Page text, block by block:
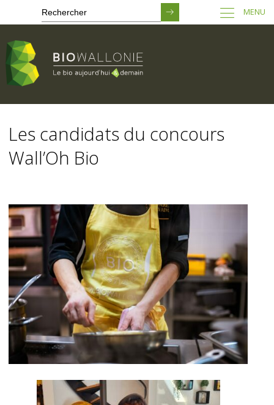
contenu
principal
MENU
Les candidats du concours
Wall’Oh Bio